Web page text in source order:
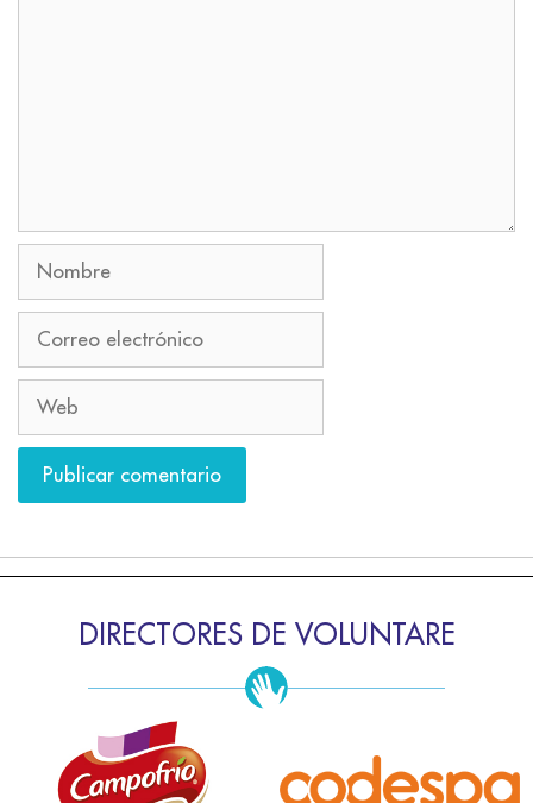
DIRECTORES DE VOLUNTARE